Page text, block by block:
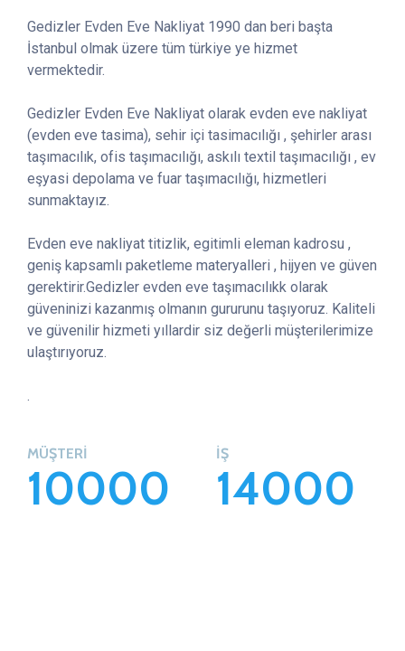
Gedizler Evden Eve Nakliyat 1990 dan beri başta
İstanbul olmak üzere tüm türkiye ye hizmet
vermektedir.
Gedizler Evden Eve Nakliyat olarak evden eve nakliyat
(evden eve tasima), sehir içi tasimacılığı , şehirler arası
taşımacılık, ofis taşımacılığı, askılı textil taşımacılığı , ev
eşyasi depolama ve fuar taşımacılığı, hizmetleri
sunmaktayız.
Evden eve nakliyat titizlik, egitimli eleman kadrosu ,
geniş kapsamlı paketleme materyalleri , hijyen ve güven
gerektirir.Gedizler evden eve taşımacılıkk olarak
güveninizi kazanmış olmanın gururunu taşıyoruz. Kaliteli
ve güvenilir hizmeti yıllardir siz değerli müşterilerimize
ulaştırıyoruz.
MÜŞTERİ
10000
İŞ
14000